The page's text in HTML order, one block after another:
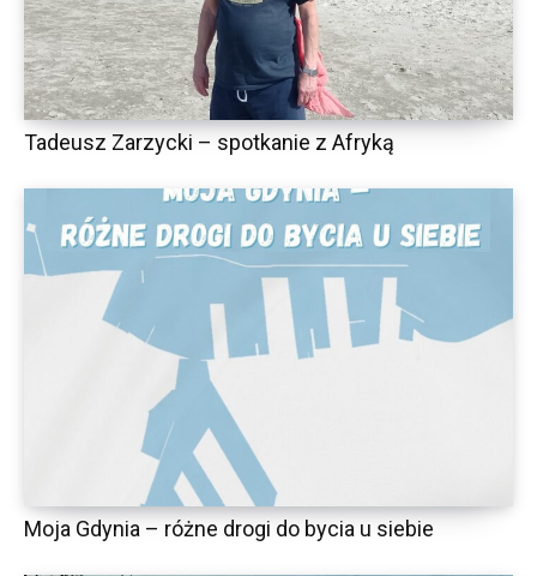
Tadeusz Zarzycki – spotkanie z Afryką
Moja Gdynia – różne drogi do bycia u siebie